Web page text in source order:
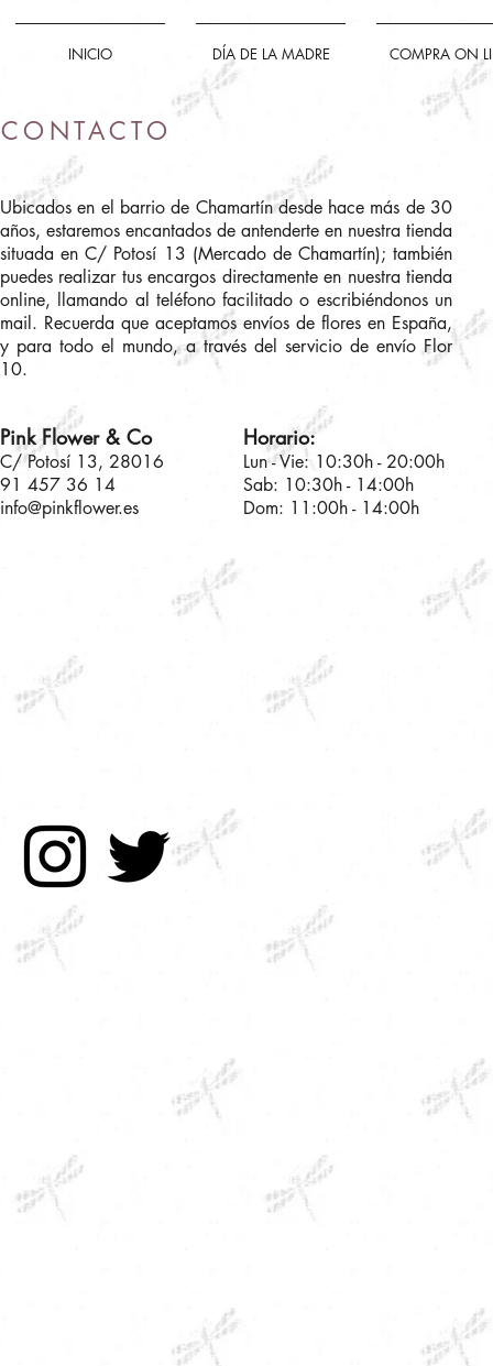
INICIO DÍA DE LA MADRE COMPRA ON
CONTACTO
Ubicados en el barrio de Chamartín desde hace más de 30
años, estaremos encantados de antenderte en nuestra tienda
situada en C/ Potosí 13 (Mercado de Chamartín); también
puedes realizar tus encargos directamente en nuestra tienda
online, llamando al teléfono facilitado o escribiéndonos un
mail. Recuerda que aceptamos envíos de flores en España,
y para todo el mundo, a través del servicio de envío Flor
10.
Pink Flower & Co
C/ Potosí 13, 28016
91 457 36 14
info@pinkflower.es
Horario:
Lun - Vie: 10:30h - 20:00h
Sab: 10:30h - 14:00h
Dom: 11:00h - 14:00h